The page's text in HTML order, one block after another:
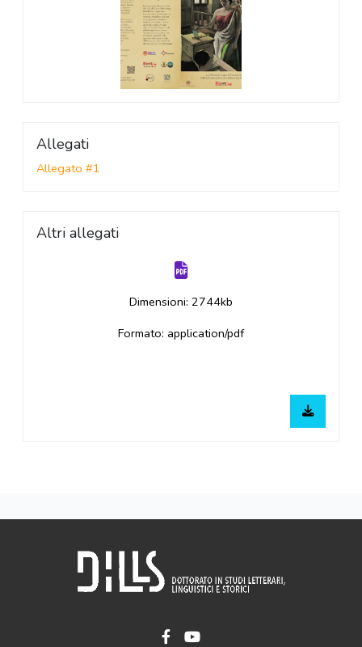
Allegati
Allegato #1
Altri allegati
Dimensioni: 2744kb
Formato: application/pdf